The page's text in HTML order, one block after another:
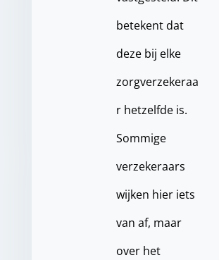
betekent dat
deze bij elke
zorgverzekeraa
r hetzelfde is.
Sommige
verzekeraars
wijken hier iets
van af, maar
over het